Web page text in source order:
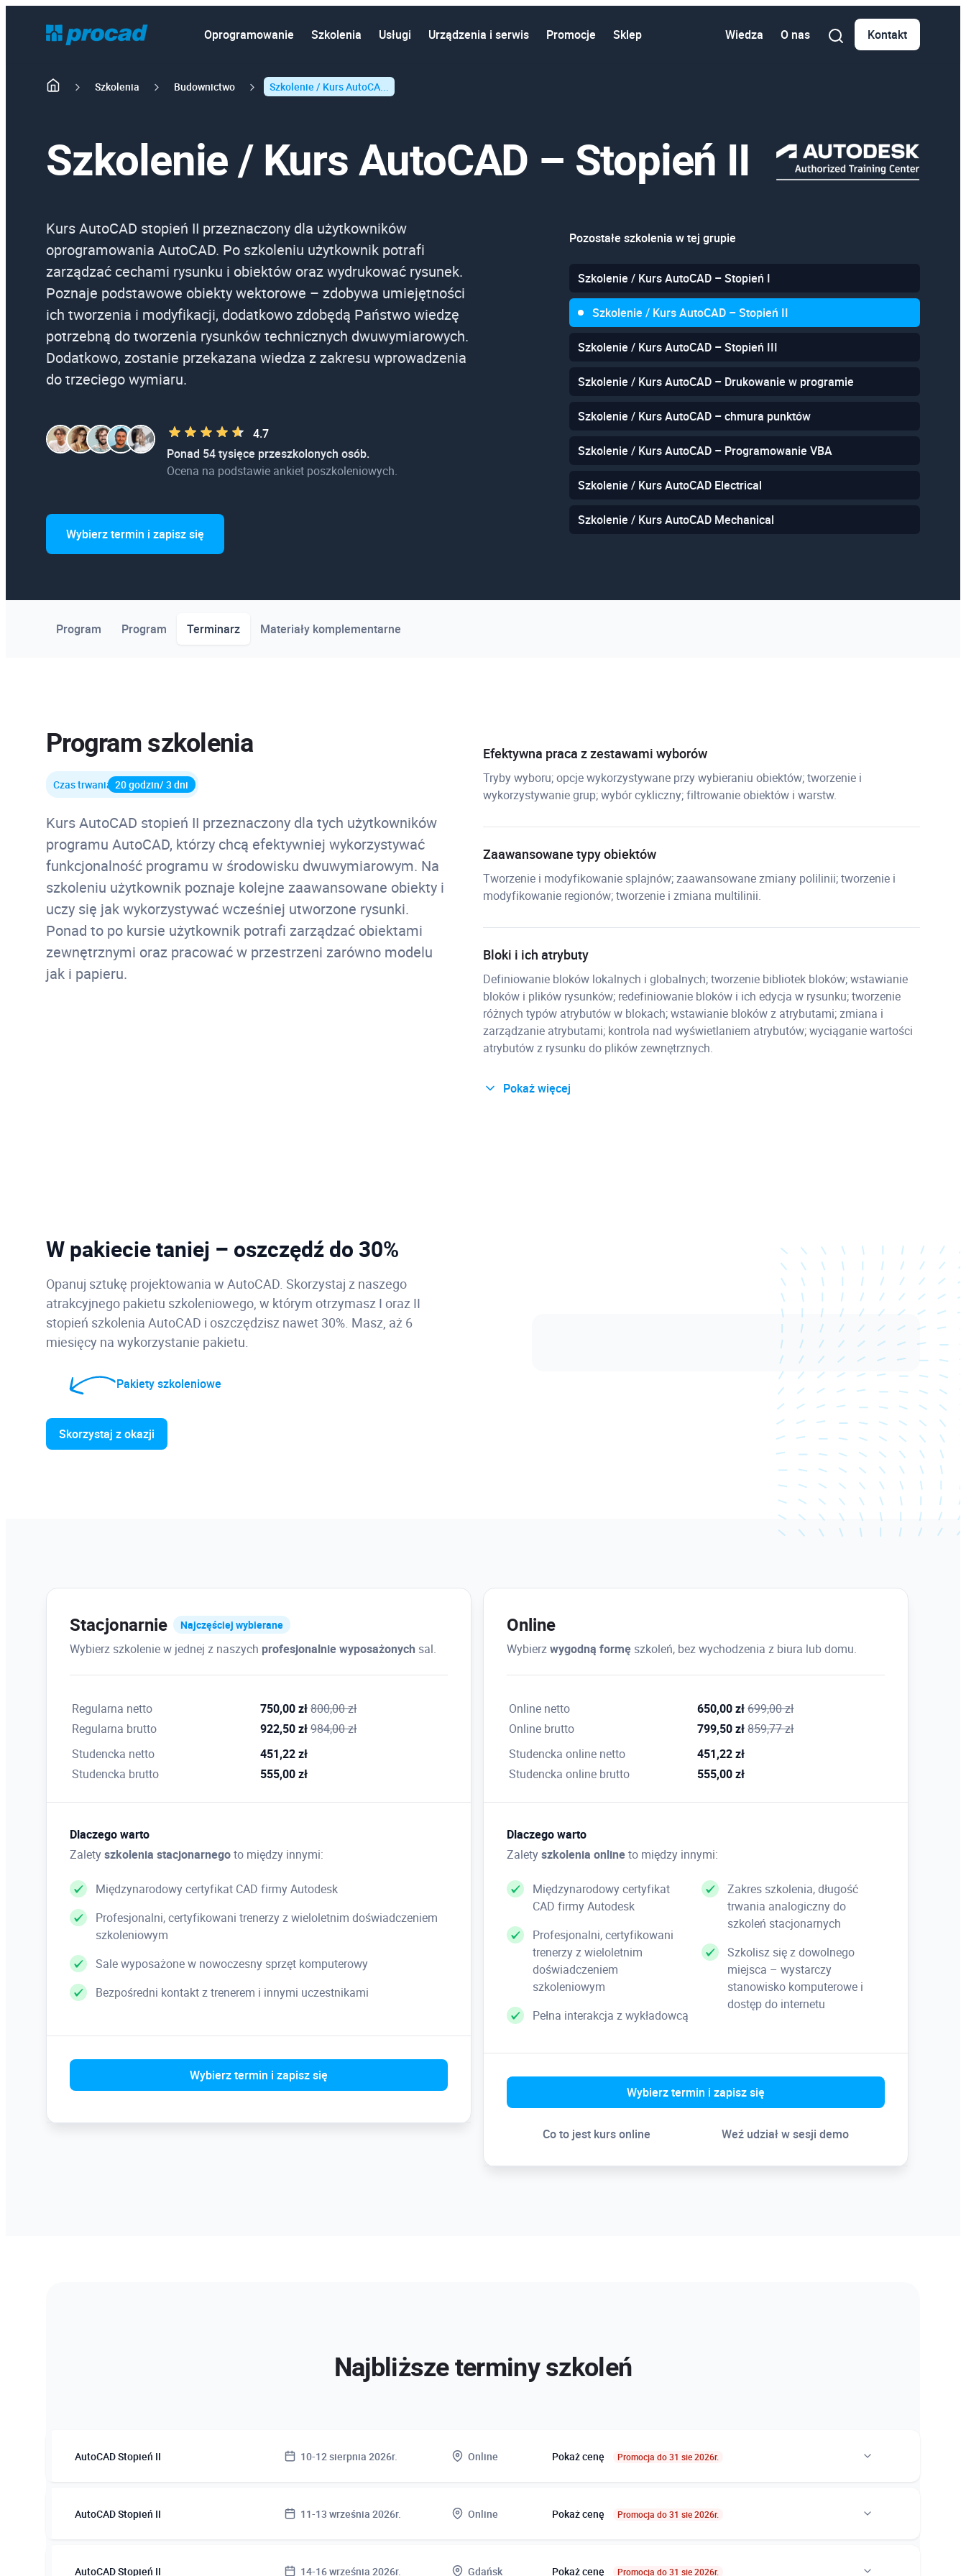
Oprogramowanie Szkolenia Usługi Urządzenia i serwis Promocje Sklep Wiedza O nas Kontakt
Szkolenia Budownictwo Szkolenie / Kurs AutoCA...
Szkolenie / Kurs AutoCAD – Stopień II
Kurs AutoCAD stopień II przeznaczony dla użytkowników
oprogramowania AutoCAD. Po szkoleniu użytkownik potrafi
zarządzać cechami rysunku i obiektów oraz wydrukować rysunek.
Poznaje podstawowe obiekty wektorowe – zdobywa umiejętności
ich tworzenia i modyfikacji, dodatkowo zdobędą Państwo wiedzę
potrzebną do tworzenia rysunków technicznych dwuwymiarowych.
Dodatkowo, zostanie przekazana wiedza z zakresu wprowadzenia
do trzeciego wymiaru.
4.7
Ponad 54 tysięce przeszkolonych osób.
Ocena na podstawie ankiet poszkoleniowych.
Wybierz termin i zapisz się
Pozostałe szkolenia w tej grupie
Szkolenie / Kurs AutoCAD – Stopień I
Szkolenie / Kurs AutoCAD – Stopień II
Szkolenie / Kurs AutoCAD – Stopień III
Szkolenie / Kurs AutoCAD – Drukowanie w programie
Szkolenie / Kurs AutoCAD – chmura punktów
Szkolenie / Kurs AutoCAD – Programowanie VBA
Szkolenie / Kurs AutoCAD Electrical
Szkolenie / Kurs AutoCAD Mechanical
Program Program Terminarz Materiały komplementarne
Program szkolenia
Czas trwania 20 godzin/ 3 dni
Kurs AutoCAD stopień II przeznaczony dla tych użytkowników
programu AutoCAD, którzy chcą efektywniej wykorzystywać
funkcjonalność programu w środowisku dwuwymiarowym. Na
szkoleniu użytkownik poznaje kolejne zaawansowane obiekty i
uczy się jak wykorzystywać wcześniej utworzone rysunki.
Ponad to po kursie użytkownik potrafi zarządzać obiektami
zewnętrznymi oraz pracować w przestrzeni zarówno modelu
jak i papieru.
Efektywna praca z zestawami wyborów
Tryby wyboru; opcje wykorzystywane przy wybieraniu obiektów; tworzenie i
wykorzystywanie grup; wybór cykliczny; filtrowanie obiektów i warstw.
Zaawansowane typy obiektów
Tworzenie i modyfikowanie splajnów; zaawansowane zmiany polilinii; tworzenie i
modyfikowanie regionów; tworzenie i zmiana multilinii.
Bloki i ich atrybuty
Definiowanie bloków lokalnych i globalnych; tworzenie bibliotek bloków; wstawianie
bloków i plików rysunków; redefiniowanie bloków i ich edycja w rysunku; tworzenie
różnych typów atrybutów w blokach; wstawianie bloków z atrybutami; zmiana i
zarządzanie atrybutami; kontrola nad wyświetlaniem atrybutów; wyciąganie wartości
atrybutów z rysunku do plików zewnętrznych.
Wpasowywanie obrazów rastrowych do rysunku; przezroczystość i porządek
wyświetlania; dostosowywanie widoku obrazu; zarządzanie ścieżkami plików
obrazów; przycinanie obrazów rastrowych i wykorzystywanie ich obwiedni.
Przestrzeń modelu a przestrzeń papieru; tworzenie nowych rzutni ruchomych;
przycinanie kształtów rzutni; ustalanie skali i widoku rzutni i ich blokowanie;
blokowanie warstw w poszczególnych rzutniach; zarządzanie kartami arkuszy; import
Zagnieżdżanie i łączenie obiektów aplikacji zewnętrznych; zmiana obiektów
łączonych na zagnieżdżone; zarządzanie ścieżkami plików zewnęrznych i ich
przestrzeniach cechy styli; skala globalna elementów wymiary a skala jednostek
wymiarowych; podstyle wymiarowe.
Elementy dostosowawcze programu
Przełączniki startowe programu; wczytywanie i wykorzystywanie programów
AutoLISP i ARX; tworzenie własnych makr – menu i paski narzędzi; wczytywanie pełne
tworzenie skryptów.
Pokaż więcej
W pakiecie taniej – oszczędź do 30%
Opanuj sztukę projektowania w AutoCAD. Skorzystaj z naszego
atrakcyjnego pakietu szkoleniowego, w którym otrzymasz I oraz II
stopień szkolenia AutoCAD i oszczędzisz nawet 30%. Masz, aż 6
miesięcy na wykorzystanie pakietu.
Pakiety szkoleniowe
Skorzystaj z okazji
Stacjonarnie Najczęściej wybierane
Wybierz szkolenie w jednej z naszych profesjonalnie wyposażonych sal.
Regularna netto 750,00 zł800,00 zł
Regularna brutto
922,50 zł984,00 zł
Studencka netto
451,22 zł
Studencka brutto
555,00 zł
Dlaczego warto
Zaletyszkolenia stacjonarnegoto między innymi:
Międzynarodowy certyfikat CAD firmy Autodesk
Profesjonalni, certyfikowani trenerzy z wieloletnim doświadczeniem
szkoleniowym
Sale wyposażone w nowoczesny sprzęt komputerowy
Bezpośredni kontakt z trenerem i innymi uczestnikami
Wybierz termin i zapisz się
Online
Wybierzwygodną formę szkoleń, bez wychodzenia z biura lub domu.
Online netto 650,00 zł699,00 zł
Online brutto
799,50 zł859,77 zł
Studencka online netto
451,22 zł
Studencka online brutto
555,00 zł
Dlaczego warto
Zaletyszkolenia onlineto między innymi:
Międzynarodowy certyfikat
CAD firmy Autodesk
Profesjonalni, certyfikowani
trenerzy z wieloletnim
doświadczeniem
szkoleniowym
Pełna interakcja z wykładowcą
Zakres szkolenia, długość
trwania analogiczny do
szkoleń stacjonarnych
Szkolisz się z dowolnego
miejsca – wystarczy
stanowisko komputerowe i
dostęp do internetu
Wybierz termin i zapisz się
Co to jest kurs online Weź udział w sesji demo
Najbliższe terminy szkoleń
AutoCAD Stopień II 10-12 sierpnia 2026r. Online Pokaż cenę Promocja do 31 sie 2026r.
Miejsce szkolenia
AutoCAD Stopień II 11-13 września 2026r. Online Pokaż cenę Promocja do 31 sie 2026r.
AutoCAD Stopień II 14-16 września 2026r. Gdańsk Pokaż cenę Promocja do 31 sie 2026r.